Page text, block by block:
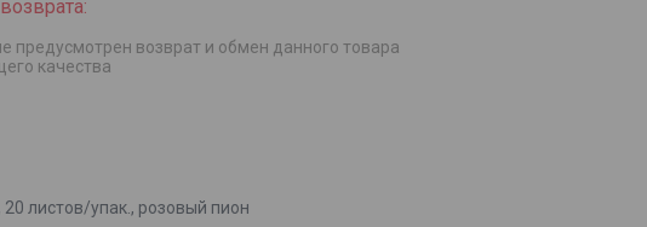
предусмотрен возврат и обмен данного товара
качества
листов/упак., розовый пион